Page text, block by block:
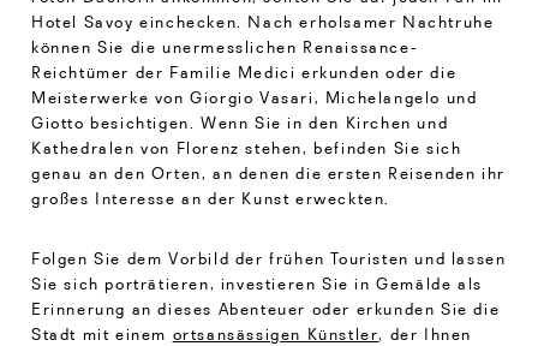
Hotel Savoy einchecken. Nach erholsamer Nachtruhe
können Sie die unermesslichen Renaissance-
Reichtümer der Familie Medici erkunden oder die
Meisterwerke von Giorgio Vasari, Michelangelo und
Giotto besichtigen. Wenn Sie in den Kirchen und
Kathedralen von Florenz stehen, befinden Sie sich
genau an den Orten, an denen die ersten Reisenden ihr
großes Interesse an der Kunst erweckten.
Folgen Sie dem Vorbild der frühen Touristen und lassen
Sie sich porträtieren, investieren Sie in Gemälde als
Erinnerung an dieses Abenteuer oder erkunden Sie die
Stadt mit einem ortsansässigen Künstler, der Ihnen